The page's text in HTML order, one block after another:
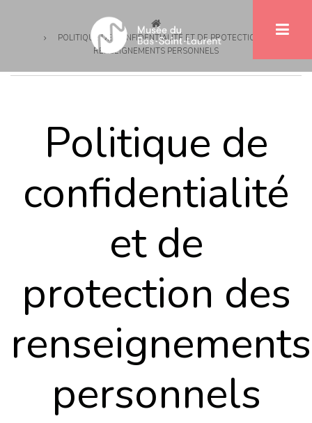
content
Breadcrumb
POLITIQUE DE CONFIDENTIALITÉ ET DE PROTECTION DES
RENSEIGNEMENTS PERSONNELS
Politique de
confidentialité
et de
protection des
renseignements
personnels